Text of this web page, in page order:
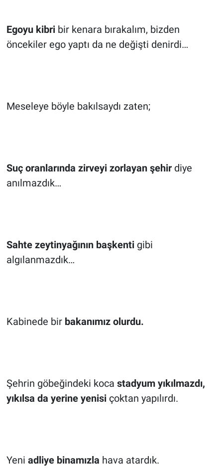
Egoyu kibribir kenara bırakalım, bizden
öncekiler ego yaptı da ne değişti denirdi…
Meseleye böyle bakılsaydı zaten;
Suç oranlarında zirveyi zorlayan şehirdiye
anılmazdık…
Sahte zeytinyağının başkenti gibi
algılanmazdık…
Kabinede bir bakanımız olurdu.
Şehrin göbeğindeki koca stadyum yıkılmazdı,
yıkılsa da yerine yenisi çoktan yapılırdı.
Yeni adliye binamızla hava atardık.